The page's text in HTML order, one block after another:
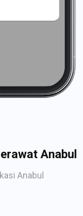
Anabul
Anabul